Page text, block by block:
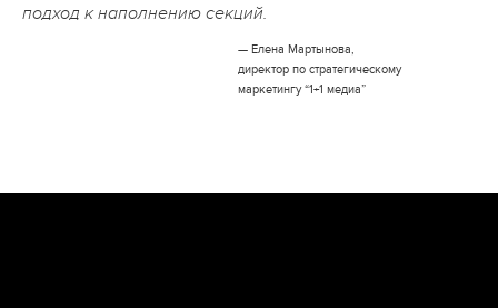
подход к наполнению секций.
— Елена Мартынова,
директор по стратегическому
маркетингу “1+1 медиа”